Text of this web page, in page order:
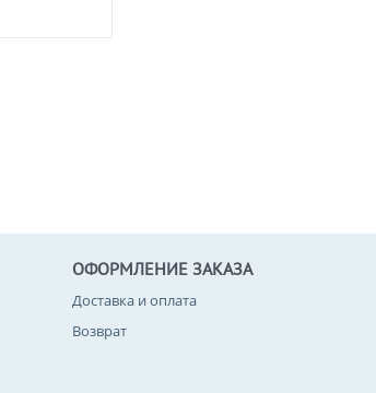
ОФОРМЛЕНИЕ ЗАКАЗА
Доставка и оплата
Возврат